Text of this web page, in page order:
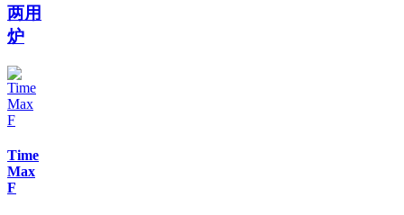
两用
炉
Time
Max
F